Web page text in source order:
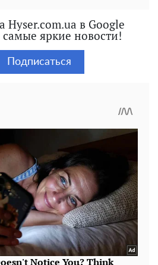
в Google
самые яркие новости!
Подписаться